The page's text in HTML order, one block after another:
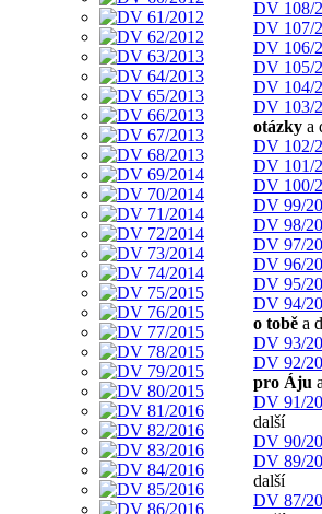
DV 108/
DV 107/
DV 106/
DV 105/
DV 104/
DV 103/
otázky a
DV 102/
DV 101/
DV 100/
DV 99/
DV 98/
DV 97/
DV 96/
DV 95/
DV 94/
o tobě a
DV 93/
DV 92/
pro Áju
DV 91/
další
DV 90/
DV 89/
další
DV 87/